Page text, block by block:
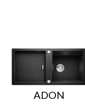
ADON